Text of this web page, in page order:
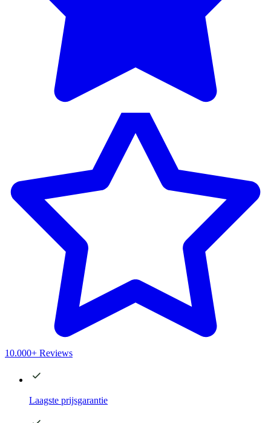
10.000+ Reviews
Laagste prijsgarantie